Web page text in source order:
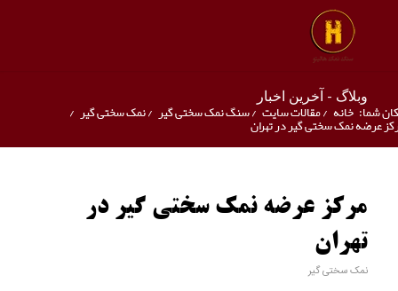
وبلاگ - آخرین اخبار
شما: خانه /مقالات سایت /سنگ نمک سختی گیر /نمک سختی گیر /
عرضه نمک سختی گیر در تهران
مرکز عرضه نمک سختی گیر در
تهران
نمک سختی گیر